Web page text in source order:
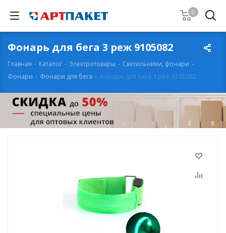
0
Фонарь для бега 3 реж 9105082
Главная - Каталог - Электротовары - Светильники, фонари -
Фонари - Фонари для бега - Фонарь для бега 3 реж 9105082